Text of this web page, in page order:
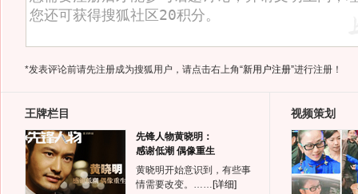
*发表评论前请先注册成为搜狐用户，请点击右上角“新用户注册”进行注册！
王牌栏目
先锋人物黄晓明：
感谢低潮 偶像重生
黄晓明开始意识到，有些事
情需要改变。…… [详细]
视频策划